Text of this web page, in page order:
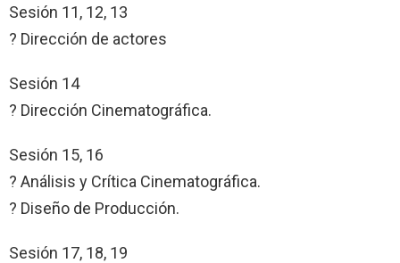
Sesión 11, 12, 13
? Dirección de actores
Sesión 14
? Dirección Cinematográfica.
Sesión 15, 16
? Análisis y Crítica Cinematográfica.
? Diseño de Producción.
Sesión 17, 18, 19